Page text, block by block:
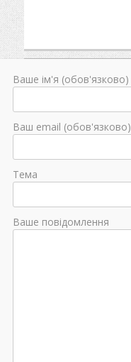
Ваше ім'я (обов'язково)
Ваш email (обов'язково)
Тема
Ваше повідомлення